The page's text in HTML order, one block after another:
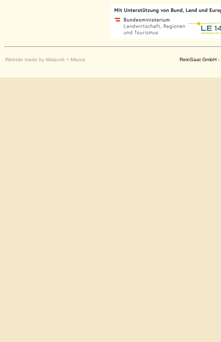
Website made by Malacek + Mazza ReinSaat GmbH